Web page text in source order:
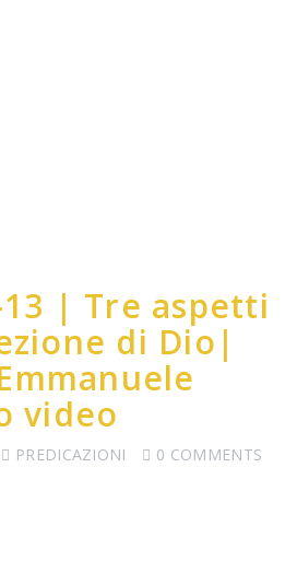
13 | Tre aspetti
di Dio|
video
PREDICAZIONI
0 COMMENTS